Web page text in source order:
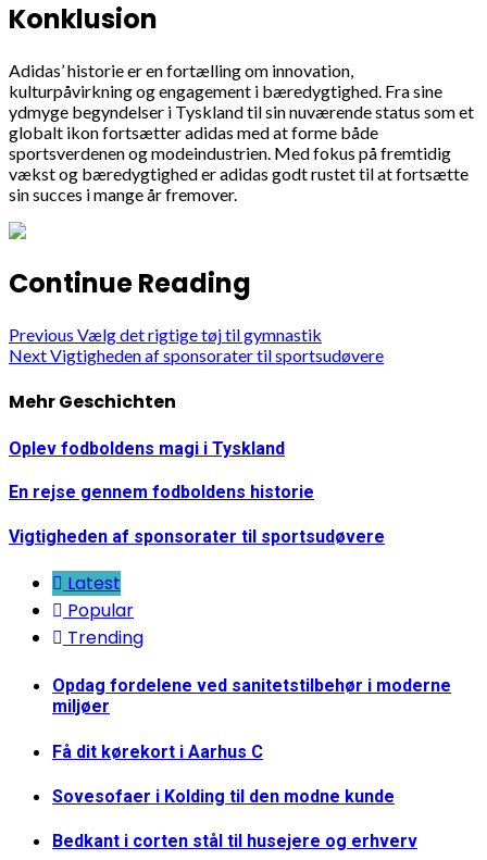
Konklusion
Adidas’ historie er en fortælling om innovation,
kulturpåvirkning og engagement i bæredygtighed. Fra sine
ydmyge begyndelser i Tyskland til sin nuværende status som et
globalt ikon fortsætter adidas med at forme både
sportsverdenen og modeindustrien. Med fokus på fremtidig
vækst og bæredygtighed er adidas godt rustet til at fortsætte
sin succes i mange år fremover.
Continue Reading
Previous Vælg det rigtige tøj til gymnastik
NextVigtigheden af sponsorater til sportsudøvere
Mehr Geschichten
Oplev fodboldens magi i Tyskland
En rejse gennem fodboldens historie
Vigtigheden af sponsorater til sportsudøvere
Latest
Popular
Trending
Opdag fordelene ved sanitetstilbehør i moderne
miljøer
Få dit kørekort i Aarhus C
Sovesofaer i Kolding til den modne kunde
Bedkant i corten stål til husejere og erhverv